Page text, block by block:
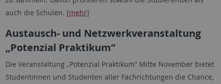
auch die Schulen. [mehr]
Austausch- und Netzwerkveranstaltung
„Potenzial Praktikum“
Die Veranstaltung „Potenzial Praktikum“ Mitte November bietet
Studentinnen und Studenten aller Fachrichtungen die Chance,